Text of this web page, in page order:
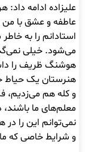
عاطفه و عشق با من
استادانم را به
می‌شود. خیلی
هوشنگ ظریف را
هنرستان یک حیاط
و کله هم می‌زدیم،
معلم‌های ما باشند،
نمی‌توانم این را
و شرایط خاصی که